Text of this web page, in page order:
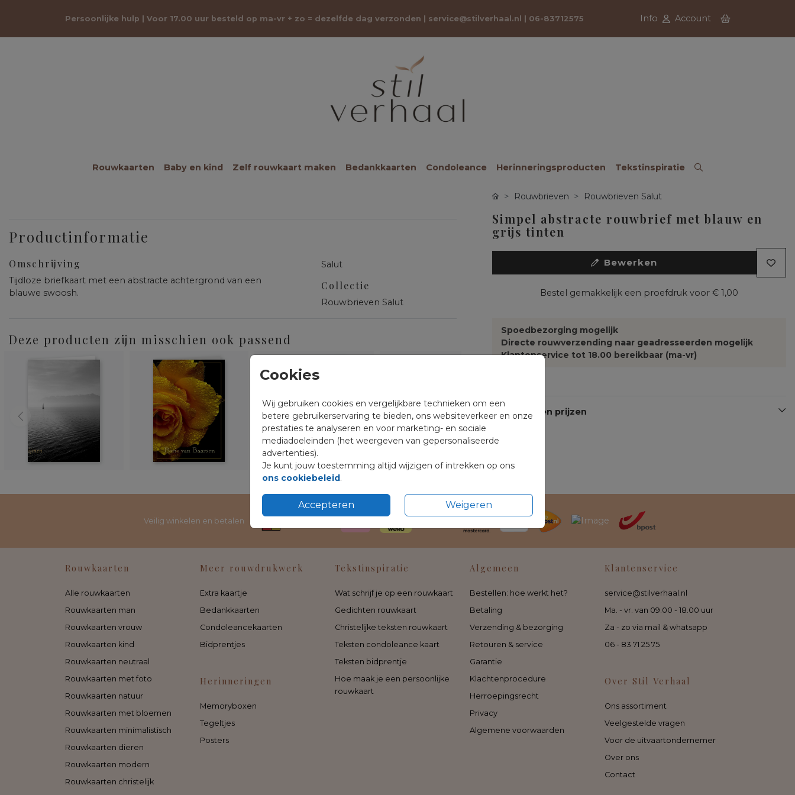
Persoonlijke hulp | Voor 17.00 uur besteld op ma-vr + zo = dezelfde dag verzonden | service@stilverhaal.nl 06-83712575 Info Account
Rouwkaarten Baby en kind Zelf rouwkaart maken Bedankkaarten Condoleance Herinneringsproducten Tekstinspiratie
Cookies
Wij gebruiken cookies en vergelijkbare technieken om een
betere gebruikerservaring te bieden, ons websiteverkeer en onze
prestaties te analyseren en voor marketing- en sociale
mediadoeleinden (het weergeven van gepersonaliseerde
advertenties).
Je kunt jouw toestemming altijd wijzigen of intrekken op ons
ons cookiebeleid.
Accepteren Weigeren
Productinformatie
Omschrijving
Tijdloze briefkaart met een abstracte achtergrond van een
blauwe swoosh.
Salut
Collectie
Rouwbrieven Salut
Deze producten zijn misschien ook passend
Rouwbrieven Rouwbrieven Salut
Simpel abstracte rouwbrief met blauw en
grijs tinten
Bewerken
Bestel gemakkelijk een proefdruk voor € 1,00
Spoedbezorging mogelijk
Directe rouwverzending naar geadresseerden mogelijk
Klantenservice tot 18.00 bereikbaar (ma-vr)
Formaten en prijzen
Veilig winkelen en betalen
Rouwkaarten
Alle rouwkaarten
Rouwkaarten man
Rouwkaarten vrouw
Rouwkaarten kind
Rouwkaarten neutraal
Rouwkaarten met foto
Rouwkaarten natuur
Rouwkaarten met bloemen
Rouwkaarten minimalistisch
Rouwkaarten dieren
Rouwkaarten modern
Rouwkaarten christelijk
Meer rouwdrukwerk
Extra kaartje
Bedankkaarten
Condoleancekaarten
Bidprentjes
Herinneringen
Memoryboxen
Tegeltjes
Posters
Tekstinspiratie
Wat schrijf je op een rouwkaart
Gedichten rouwkaart
Christelijke teksten rouwkaart
Teksten condoleance kaart
Teksten bidprentje
Hoe maak je een persoonlijke
rouwkaart
Algemeen
Bestellen: hoe werkt het?
Betaling
Verzending & bezorging
Retouren & service
Garantie
Klachtenprocedure
Herroepingsrecht
Privacy
Algemene voorwaarden
Klantenservice
service@stilverhaal.nl
Ma. - vr. van 09.00 - 18.00 uur
Za - zo via mail & whatsapp
06 - 83 71 25 75
Over Stil Verhaal
Ons assortiment
Veelgestelde vragen
Voor de uitvaartondernemer
Over ons
Contact